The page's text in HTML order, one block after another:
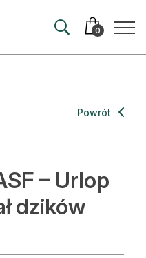
0
Powrót
– Urlop
dzików